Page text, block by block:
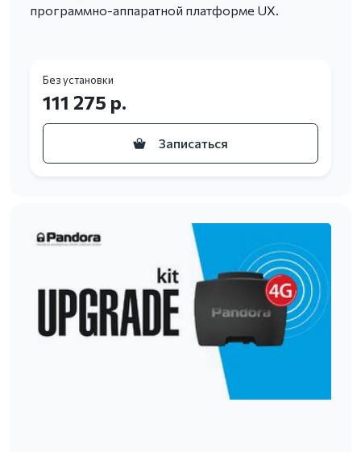
программно-аппаратной платформе UX.
Без установки
111 275 р.
Записаться